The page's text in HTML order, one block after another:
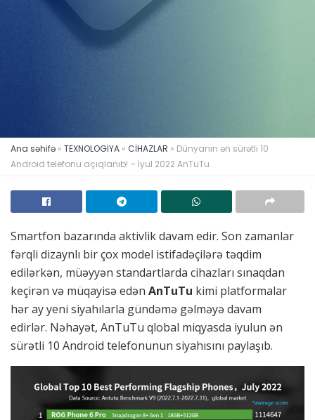
Ana səhifə » TEXNOLOGİYA » CİHAZLAR » Dünyanın ən sürətli 10
Android telefonu açıqlanıb! – İyul 2022 AnTuTu
Smartfon bazarında aktivlik davam edir. Son zamanlar
fərqli dizaynlı bir çox model istifadəçilərə təqdim
edilərkən, müəyyən standartlarda cihazları sınaqdan
keçirən və müqayisə edən AnTuTu kimi platformalar
hər ay yeni siyahılarla gündəmə gəlməyə davam
edirlər. Nəhayət, AnTuTu qlobal miqyasda iyulun ən
sürətli 10 Android telefonunun siyahısını paylaşıb.